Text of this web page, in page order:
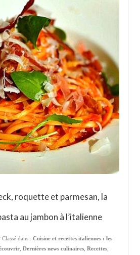
roquette et parmesan, la
au jambon à l’italienne
Classé dans : Cuisine et recettes italiennes : les
, Dernières news culinaires, Recettes,